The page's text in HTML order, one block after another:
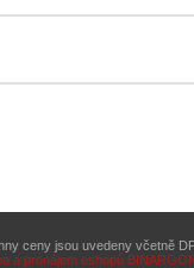
ceny jsou uvedeny včetně
a pronájem eshopů